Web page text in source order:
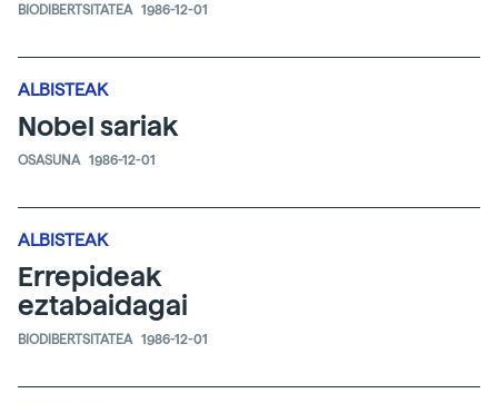
BIODIBERTSITATEA 1986-12-01
ALBISTEAK
Nobel sariak
OSASUNA 1986-12-01
ALBISTEAK
Errepideak
eztabaidagai
BIODIBERTSITATEA 1986-12-01